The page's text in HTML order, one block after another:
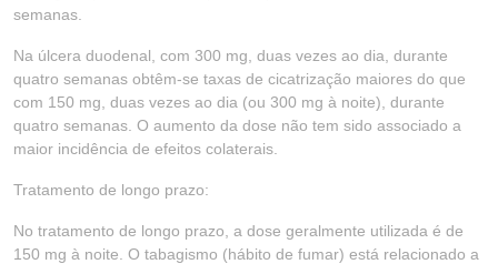
semanas.
Na úlcera duodenal, com 300 mg, duas vezes ao dia, durante
quatro semanas obtêm-se taxas de cicatrização maiores do que
com 150 mg, duas vezes ao dia (ou 300 mg à noite), durante
quatro semanas. O aumento da dose não tem sido associado a
maior incidência de efeitos colaterais.
Tratamento de longo prazo:
No tratamento de longo prazo, a dose geralmente utilizada é de
150 mg à noite. O tabagismo (hábito de fumar) está relacionado a